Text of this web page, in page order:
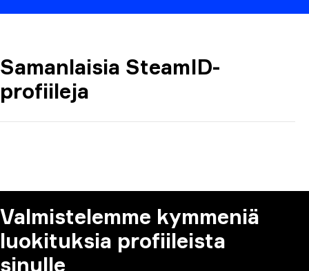
KOMMENTTI
Samanlaisia SteamID-
profiileja
Valmistelemme kymmeniä
luokituksia profiileista
sinulle